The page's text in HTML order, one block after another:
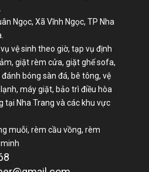
Ngọc, Xã Vĩnh Ngọc, TP Nha
vệ sinh theo giờ, tạp vụ định
giặt rèm cửa, giặt ghế sofa,
bóng sàn đá, bê tông, vệ
máy giặt, bảo trì điều hòa
tại Nha Trang và các khu vực
muỗi, rèm cầu vồng, rèm